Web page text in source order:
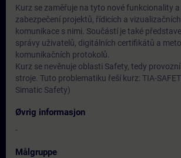
Kurz se zaměřuje na tyto nové funkcionality
zabezpečení projektů, řídicích a
komunikace s nimi. Součástí je také
správy uživatelů, digitálních certifikátů a
komunikačních protokolů.
Kurz se nevěnuje oblasti Safety, tedy
stroje. Tuto problematiku řeší kurz: TIA-
Simatic Safety)
Øvrig informasjon
-
Målgruppe